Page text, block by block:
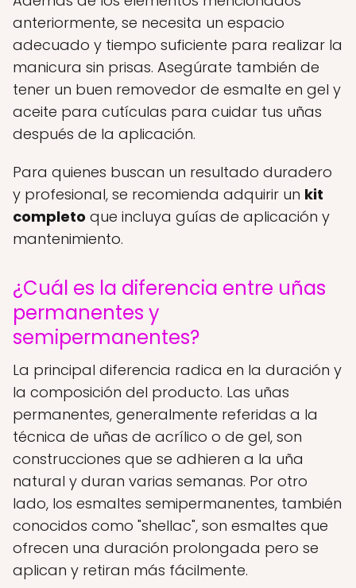
anteriormente, se necesita un espacio
adecuado y tiempo suficiente para realizar la
manicura sin prisas. Asegúrate también de
tener un buen removedor de esmalte en gel y
aceite para cutículas para cuidar tus uñas
después de la aplicación.
Para quienes buscan un resultado duradero
y profesional, se recomienda adquirir un kit
completo que incluya guías de aplicación y
mantenimiento.
¿Cuál es la diferencia entre uñas
permanentes y
semipermanentes?
La principal diferencia radica en la duración y
la composición del producto. Las uñas
permanentes, generalmente referidas a la
técnica de uñas de acrílico o de gel, son
construcciones que se adhieren a la uña
natural y duran varias semanas. Por otro
lado, los esmaltes semipermanentes, también
conocidos como "shellac", son esmaltes que
ofrecen una duración prolongada pero se
aplican y retiran más fácilmente.